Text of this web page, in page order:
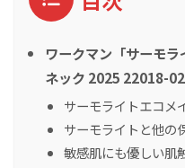
ワークマン「サーモ
ネック 2025 22018-02
サーモライトエコメ
サーモライトと他の
敏感肌にも優しい肌